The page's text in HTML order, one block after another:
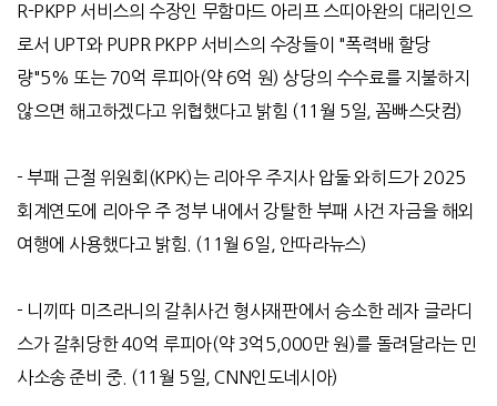
R-PKPP 서비스의 수장인 무함마드 아리프 스띠아완의 대리인으
로서 UPT와PUPR PKPP 서비스의 수장들이 "폭력배 할당
량"5% 또는70억 루피아(약6억 원)상당의 수수료를 지불하지
않으면 해고하겠다고 위협했다고 밝힘 (11 월 5일 꼼빠스닷컴)
- 부패 근절 위원회 (KPK)는 리아우 주지사 압둘 와히드가2025
회계연도에 리아우 주 정부 내에서 강탈한 부패 사건 자금을 해외
여행에 사용했다고 밝힘 . (11 월 6일 안따라뉴스)
- 니끼따 미즈라니의 갈취사건 형사재판에서 승소한 레자 글라디
스가 갈취당한 40억 루피아(약 3억5,000만 원)를 돌려달라는 민
사소송 준비 중. (11월 5일, CNN인도네시아)